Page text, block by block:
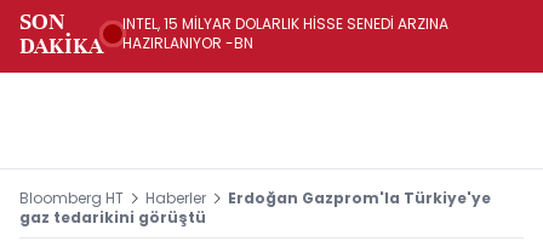
SON
DAKİKA
INTEL, 15 MİLYAR DOLARLIK HİSSE SENEDİ ARZINA
HAZIRLANIYOR -BN
Bloomberg HT Haberler
Erdoğan Gazprom'la Türkiye'ye
gaz tedarikini görüştü